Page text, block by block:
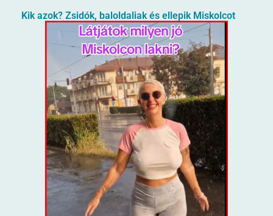
Kik azok? Zsidók, baloldaliak és ellepik Miskolcot